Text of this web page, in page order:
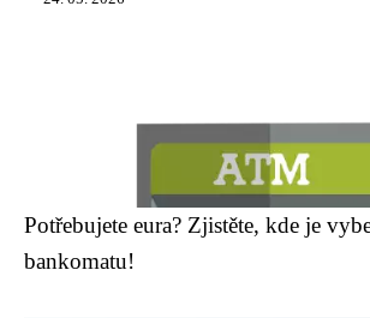
Potřebujete eura? Zjistěte, kde je
bankomatu!